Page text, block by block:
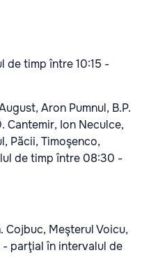
de timp între 10:15 -
Aron Pumnul, B.P.
Cantemir, Ion Neculce,
Păcii, Timoşenco,
de timp între 08:30 -
Cojbuc, Meşterul Voicu,
- parţial în intervalul de